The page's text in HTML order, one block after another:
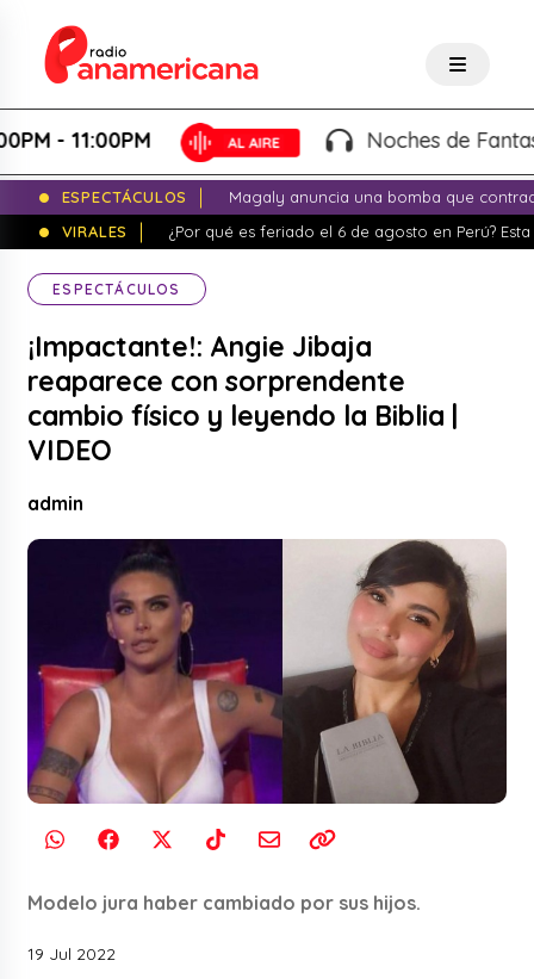
11:00PM Noches de Fantasía -
ESPECTÁCULOS
Magaly anuncia una bomba que
VIRALES
¿Por qué es feriado el 6 de agosto en Perú?
ESPECTÁCULOS
¡Impactante!: Angie Jibaja
reaparece con sorprendente
cambio físico y leyendo la Biblia |
VIDEO
admin
Modelo jura haber cambiado por sus hijos.
19 Jul 2022